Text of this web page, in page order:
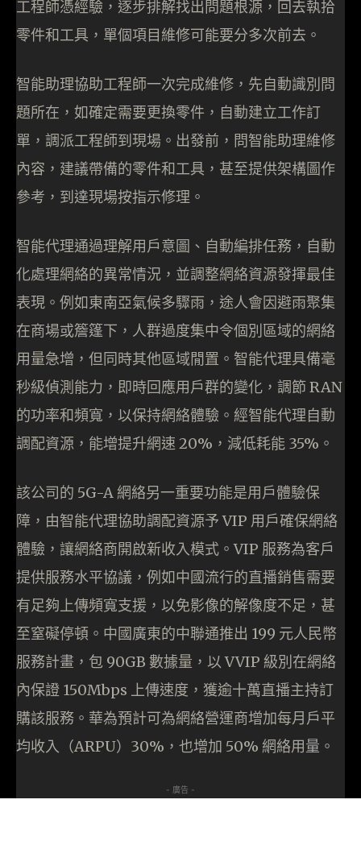
工程師憑經驗，逐步排解找出問題根源，回去執拾
零件和工具，單個項目維修可能要分多次前去。
智能助理協助工程師一次完成維修，先自動識別問
題所在，如確定需要更換零件，自動建立工作訂
單，調派工程師到現場。出發前，問智能助理維修
內容，建議帶備的零件和工具，甚至提供架構圖作
參考，到達現場按指示修理。
智能代理通過理解用戶意圖、自動編排任務，自動
化處理網絡的異常情況，並調整網絡資源發揮最佳
表現。例如東南亞氣候多驟雨，途人會因避雨聚集
在商場或簷篷下，人群過度集中令個別區域的網絡
用量急增，但同時其他區域閒置。智能代理具備毫
秒級偵測能力，即時回應用戶群的變化，調節 RAN
的功率和頻寬，以保持網絡體驗。經智能代理自動
調配資源，能增提升網速 20%，減低耗能 35%。
該公司的 5G-A 網絡另一重要功能是用戶體驗保
障，由智能代理協助調配資源予 VIP 用戶確保網絡
體驗，讓網絡商開啟新收入模式。VIP 服務為客戶
提供服務水平協議，例如中國流行的直播銷售需要
有足夠上傳頻寬支援，以免影像的解像度不足，甚
至窒礙停頓。中國廣東的中聯通推出 199 元人民幣
服務計畫，包 90GB 數據量，以 VVIP 級別在網絡
內保證 150Mbps 上傳速度，獲逾十萬直播主持訂
購該服務。華為預計可為網絡營運商增加每月戶平
均收入（ARPU）30%，也增加 50% 網絡用量。
- 廣告 -